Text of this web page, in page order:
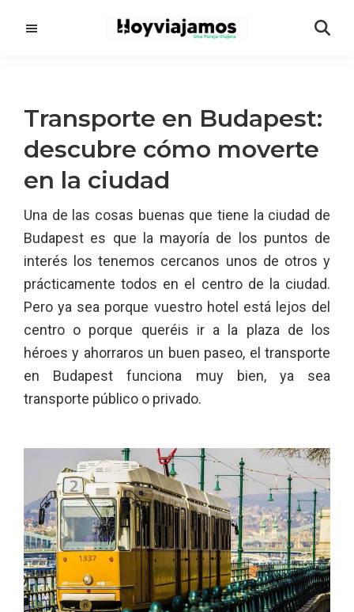
principal
Transporte en Budapest:
descubre cómo moverte
en la ciudad
Una de las cosas buenas que tiene la ciudad de
Budapest es que la mayoría de los puntos de
interés los tenemos cercanos unos de otros y
prácticamente todos en el centro de la ciudad.
Pero ya sea porque vuestro hotel está lejos del
centro o porque queréis ir a la plaza de los
héroes y ahorraros un buen paseo, el transporte
en Budapest funciona muy bien, ya sea
transporte público o privado.